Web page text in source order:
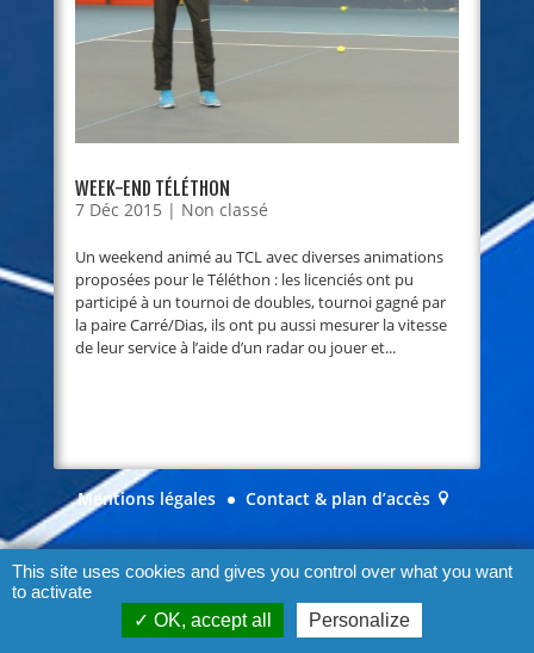
WEEK-END TÉLÉTHON
7 Déc 2015 | Non classé
Un weekend animé au TCL avec diverses animations
proposées pour le Téléthon : les licenciés ont pu
participé à un tournoi de doubles, tournoi gagné par
la paire Carré/Dias, ils ont pu aussi mesurer la vitesse
de leur service à l’aide d’un radar ou jouer et...
Mentions légales Contact & plan d’accès
This site uses cookies and gives you control over what you want
to activate
OK, accept all
Personalize